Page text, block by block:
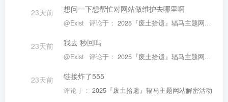
23天前 想问一下想帮忙对网站做维护去哪里啊
@Exist 评论于： 2025『废土拾遗』辐马主题网站解密活动
23天前 我去 秒回吗
@Exist 评论于： 2025『废土拾遗』辐马主题网站解密活动
23天前 链接炸了555
评论于： 2025『废土拾遗』辐马主题网站解密活动